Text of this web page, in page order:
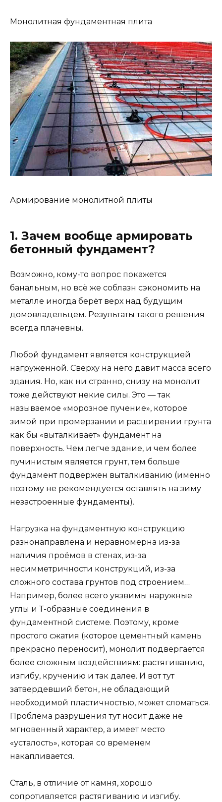
Монолитная фундаментная плита
Армирование монолитной плиты
1. Зачем вообще армировать
бетонный фундамент?
Возможно, кому-то вопрос покажется
банальным, но всё же соблазн сэкономить на
металле иногда берёт верх над будущим
домовладельцем. Результаты такого решения
всегда плачевны.
Любой фундамент является конструкцией
нагруженной. Сверху на него давит масса всего
здания. Но, как ни странно, снизу на монолит
тоже действуют некие силы. Это — так
называемое «морозное пучение», которое
зимой при промерзании и расширении грунта
как бы «выталкивает» фундамент на
поверхность. Чем легче здание, и чем более
пучинистым является грунт, тем больше
фундамент подвержен выталкиванию (именно
поэтому не рекомендуется оставлять на зиму
незастроенные фундаменты).
Нагрузка на фундаментную конструкцию
разнонаправлена и неравномерна из-за
наличия проёмов в стенах, из-за
несимметричности конструкций, из-за
сложного состава грунтов под строением…
Например, более всего уязвимы наружные
углы и Т-образные соединения в
фундаментной системе. Поэтому, кроме
простого сжатия (которое цементный камень
прекрасно переносит), монолит подвергается
более сложным воздействиям: растягиванию,
изгибу, кручению и так далее. И вот тут
затвердевший бетон, не обладающий
необходимой пластичностью, может сломаться.
Проблема разрушения тут носит даже не
мгновенный характер, а имеет место
«усталость», которая со временем
накапливается.
Сталь, в отличие от камня, хорошо
сопротивляется растягиванию и изгибу.